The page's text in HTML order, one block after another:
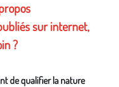
sur internet,
?
de qualifier la nature